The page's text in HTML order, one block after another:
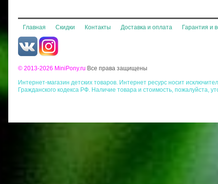
Главная Скидки Контакты Доставка и оплата Гарантия и
© 2013-2026 MiniPony.ru Все права защищены
Интернет-магазин детских товаров. Интернет ресурс носит
Гражданского кодекса РФ. Наличие товара и стоимость, пожалуйста,